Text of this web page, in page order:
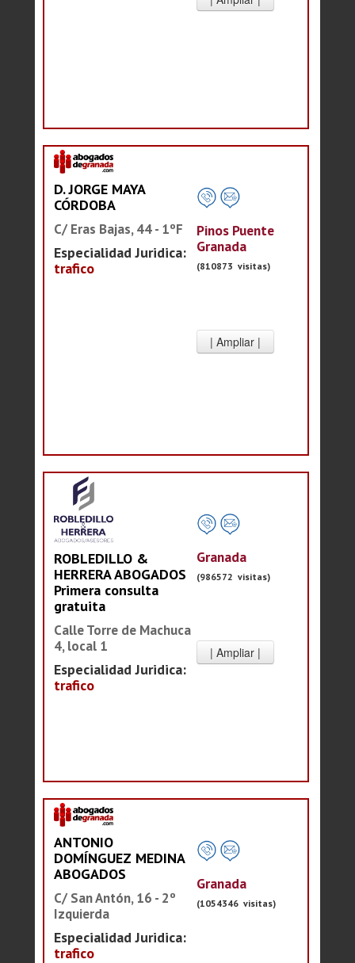
D. JORGE MAYA
CÓRDOBA
C/ Eras Bajas, 44 - 1ºF
Especialidad Juridica:
trafico
Pinos Puente
Granada
(810873 visitas)
ROBLEDILLO &
HERRERA ABOGADOS
Primera consulta
gratuita
Calle Torre de Machuca
4, local 1
Especialidad Juridica:
trafico
Granada
(986572 visitas)
ANTONIO
DOMÍNGUEZ MEDINA
ABOGADOS
C/ San Antón, 16 - 2º
Izquierda
Especialidad Juridica:
trafico
Granada
(1054346 visitas)